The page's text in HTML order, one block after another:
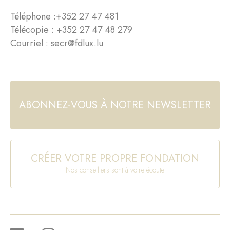
Téléphone :+352 27 47 481
Télécopie : +352 27 47 48 279
Courriel : secr@fdlux.lu
ABONNEZ-VOUS À NOTRE NEWSLETTER
CRÉER VOTRE PROPRE FONDATION
Nos conseillers sont à votre écoute